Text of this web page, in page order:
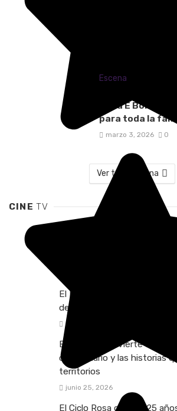
Encuentro
Artes
Escena
Lágrimas de
Casa E Borrero
para toda la
marzo 3, 2026 0
Ver todo Escena
CINETV
El ICANH lleva a la pantalla
del patrimonio arqueológico
julio 29, 2026
El BAM se convierte en
comunitario y las historias
territorios
junio 25, 2026
El Ciclo Rosa celebra 25